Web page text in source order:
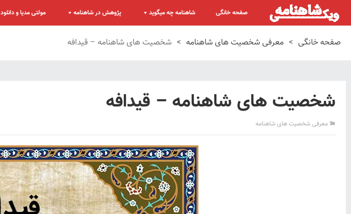
صفحه خانگی شاهنامه چه میگوید پژوهش در شاهنامه مولتی مدیا و دانلود
صفحه خانگی > معرفی شخصیت های شاهنامه > شخصیت های شاهنامه – قیدافه
شخصیت های شاهنامه – قیدافه
معرفی شخصیت های شاهنامه